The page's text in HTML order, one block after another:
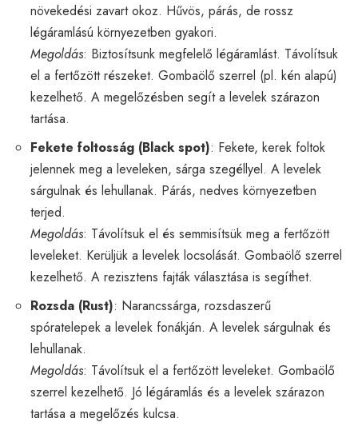
növekedési zavart okoz. Hűvös, párás, de rossz
légáramlású környezetben gyakori.
Megoldás: Biztosítsunk megfelelő légáramlást. Távolítsuk
el a fertőzött részeket. Gombaölő szerrel (pl. kén alapú)
kezelhető. A megelőzésben segít a levelek szárazon
tartása.
Fekete foltosság (Black spot): Fekete, kerek foltok
jelennek meg a leveleken, sárga szegéllyel. A levelek
sárgulnak és lehullanak. Párás, nedves környezetben
terjed.
Megoldás: Távolítsuk el és semmisítsük meg a fertőzött
leveleket. Kerüljük a levelek locsolását. Gombaölő szerrel
kezelhető. A rezisztens fajták választása is segíthet.
Rozsda (Rust): Narancssárga, rozsdaszerű
spóratelepek a levelek fonákján. A levelek sárgulnak és
lehullanak.
Megoldás: Távolítsuk el a fertőzött leveleket. Gombaölő
szerrel kezelhető. Jó légáramlás és a levelek szárazon
tartása a megelőzés kulcsa.